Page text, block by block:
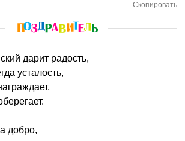
Скопировать
дарит радость,
усталость,
добро,